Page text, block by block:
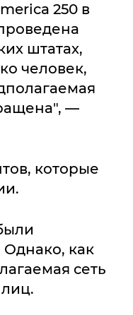
250 в
штатах,
человек,
—
которые
Однако, как
сеть